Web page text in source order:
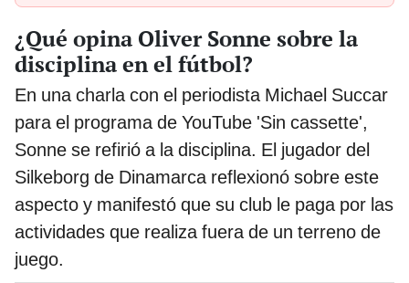
¿Qué opina Oliver Sonne sobre la
disciplina en el fútbol?
En una charla con el periodista Michael Succar
para el programa de YouTube 'Sin cassette',
Sonne se refirió a la disciplina. El jugador del
Silkeborg de Dinamarca reflexionó sobre este
aspecto y manifestó que su club le paga por las
actividades que realiza fuera de un terreno de
juego.